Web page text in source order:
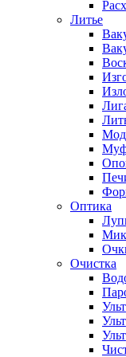
Литье
Оптика
Очистка